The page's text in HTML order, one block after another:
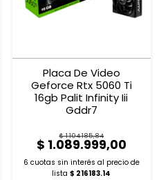
Placa De Video
Geforce Rtx 5060 Ti
16gb Palit Infinity Iii
Gddr7
$ 1.104.185,84
$ 1.089.999,00
6 cuotas sin interés al precio de
lista$ 216183.14